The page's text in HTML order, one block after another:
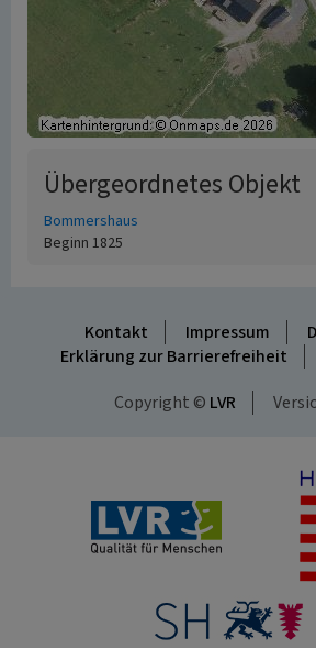
Übergeordnetes Objekt
Bommershaus
Beginn 1825
Kontakt Impressum
Erklärung zur Barrierefreiheit
Copyright © LVR